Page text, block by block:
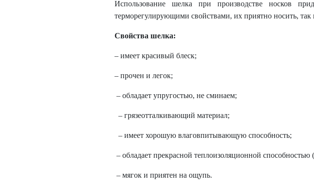
Использование шелка при производстве носков
терморегулирующими свойствами, их приятно носить,
Свойства шелка:
– имеет красивый блеск;
– прочен и легок;
– обладает упругостью, не сминаем;
– грязеотталкивающий материал;
– имеет хорошую влаговпитывающую способность;
– обладает прекрасной теплоизоляционной способностью
– мягок и приятен на ощупь.